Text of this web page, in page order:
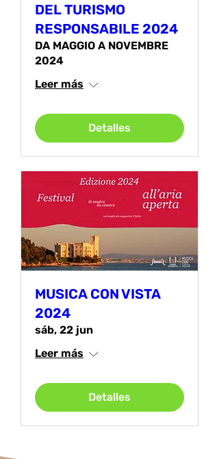
DEL TURISMO
RESPONSABILE 2024
DA MAGGIO A NOVEMBRE
2024
Leer más
Detalles
MUSICA CON VISTA
2024
sáb, 22 jun
Leer más
Detalles